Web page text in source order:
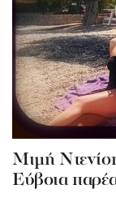
Mιμή
Εύβοια